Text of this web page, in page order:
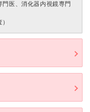
医、消化器内視鏡専門